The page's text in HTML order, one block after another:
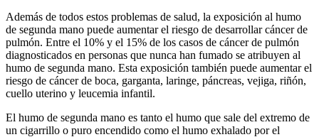
Además de todos estos problemas de salud, la exposición al humo
de segunda mano puede aumentar el riesgo de desarrollar cáncer de
pulmón. Entre el 10% y el 15% de los casos de cáncer de pulmón
diagnosticados en personas que nunca han fumado se atribuyen al
humo de segunda mano. Esta exposición también puede aumentar el
riesgo de cáncer de boca, garganta, laringe, páncreas, vejiga, riñón,
cuello uterino y leucemia infantil.
El humo de segunda mano es tanto el humo que sale del extremo de
un cigarrillo o puro encendido como el humo exhalado por el